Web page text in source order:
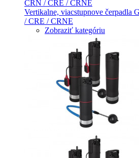
Vertikalne, viacstupnove čerpadla
/ CRE / CRNE
Zobraziť kategóriu